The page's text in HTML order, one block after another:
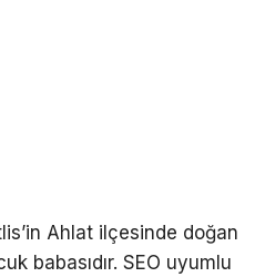
Ahlat ilçesinde doğan
babasıdır. SEO uyumlu